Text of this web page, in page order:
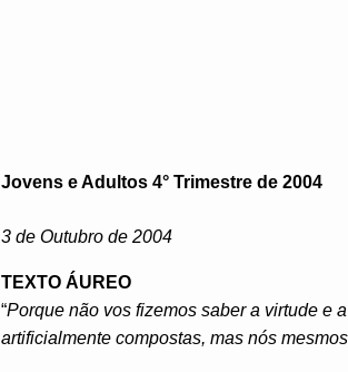
Jovens e Adultos 4° Trimestre de 2004
3 de Outubro de 2004
TEXTO ÁUREO
“Porque não vos fizemos saber a virtude e
artificialmente compostas, mas nós